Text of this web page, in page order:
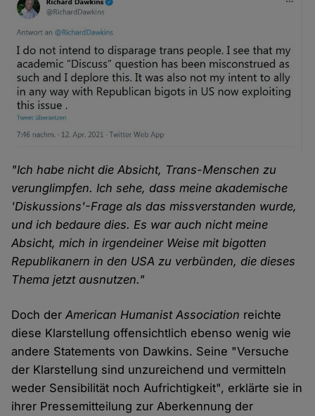
"Ich habe nicht die Absicht, Trans-Menschen zu
verunglimpfen. Ich sehe, dass meine akademische
'Diskussions'-Frage als das missverstanden wurde,
und ich bedaure dies. Es war auch nicht meine
Absicht, mich in irgendeiner Weise mit bigotten
Republikanern in den USA zu verbünden, die dieses
Thema jetzt ausnutzen."
Doch derAmerican Humanist Association reichte
diese Klarstellung offensichtlich ebenso wenig wie
andere Statements von Dawkins. Seine "Versuche
der Klarstellung sind unzureichend und vermitteln
weder Sensibilität noch Aufrichtigkeit", erklärte sie in
ihrer Pressemitteilung zur Aberkennung der